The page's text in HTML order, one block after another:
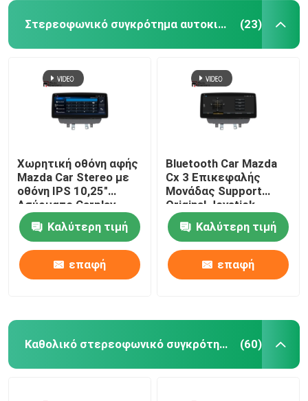
Στερεοφωνικό συγκρότημα αυτοκινήτων της Mazda (23)
Χωρητική οθόνη αφής
Mazda Car Stereo με
οθόνη IPS 10,25"
Ασύρματο Carplay
Καλύτερη τιμή
επαφή
Bluetooth Car Mazda
Cx 3 Επικεφαλής
Μονάδας Support
Original Joystick
Ασύρματο Carplay 4G
Καλύτερη τιμή
επαφή
Καθολικό στερεοφωνικό συγκρότημα αυτοκινήτων (60)